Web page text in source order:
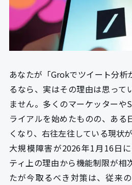
あなたが「Grokでツイート分析
るなら、実はその理由は思って
ません。多くのマーケッターや
ライアルを始めたものの、ある
くなり、右往左往している現状
大規模障害が2026年1月16日
ティ上の理由から機能制限が相
たが今取るべき対策は、従来